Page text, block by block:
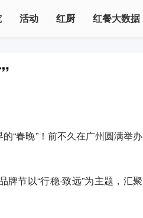
活动 红厨 红餐大数据
“春晚”！前不久在广州圆满举办
节以“行稳·致远”为主题，汇聚